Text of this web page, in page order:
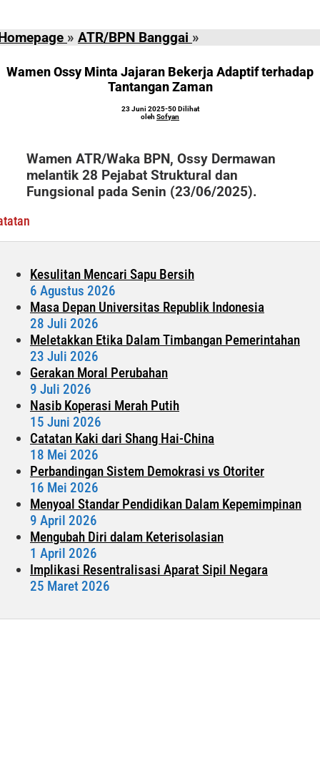
» ATR/BPN Banggai »
Minta
Jajaran
Bekerja
Tantangan
Zaman
Wamen Ossy Minta Jajaran Bekerja Adaptif terhadap
Tantangan Zaman
23 Juni 2025oleh
Sofyan
-50 Dilihat
oleh Sofyan
Wamen ATR/Waka BPN, Ossy Dermawan
melantik 28 Pejabat Struktural dan
Fungsional pada Senin (23/06/2025).
Kesulitan Mencari Sapu Bersih
6 Agustus 2026
Masa Depan Universitas Republik Indonesia
28 Juli 2026
Meletakkan Etika Dalam Timbangan Pemerintahan
23 Juli 2026
Gerakan Moral Perubahan
9 Juli 2026
Nasib Koperasi Merah Putih
15 Juni 2026
Catatan Kaki dari Shang Hai-China
18 Mei 2026
Perbandingan Sistem Demokrasi vs Otoriter
16 Mei 2026
Menyoal Standar Pendidikan Dalam Kepemimpinan
9 April 2026
Mengubah Diri dalam Keterisolasian
1 April 2026
Implikasi Resentralisasi Aparat Sipil Negara
25 Maret 2026